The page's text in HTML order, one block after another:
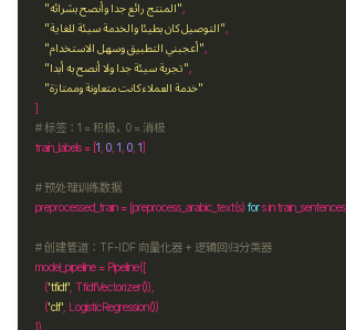
"المنتج رائع جدا وأنصح بشرائه"
"التوصيل كان بطيئا والخدمة سيئة للغاية"
"أعجبني التطبيق وسهل الاستخدام"
"تجربة سيئة جدا ولا أنصح به أبدا"
"خدمة العملاء كانت متعاونة وممتازة"
# 标签：1 = 积极，0 = 消极
train_labels = [1 0 1 0 1
# 预处理训练数据
preprocessed_train = [preprocess_arabic_text(s) for s in
# 创建管道：TF-IDF 向量化器 + 逻辑回归分类器
model_pipeline =
    (
'tfidf'
    (
'clf'